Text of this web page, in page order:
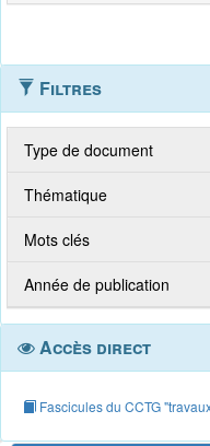
Filtres
Type de document
Thématique
Mots clés
Année de publication
Accès direct
Fascicules du CCTG